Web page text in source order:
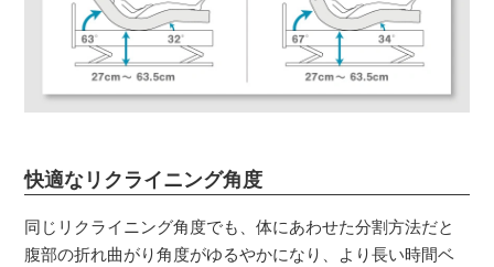
快適なリクライニング角度
同じリクライニング角度でも、体にあわせた分割方法だと
腹部の折れ曲がり角度がゆるやかになり、より長い時間ベ